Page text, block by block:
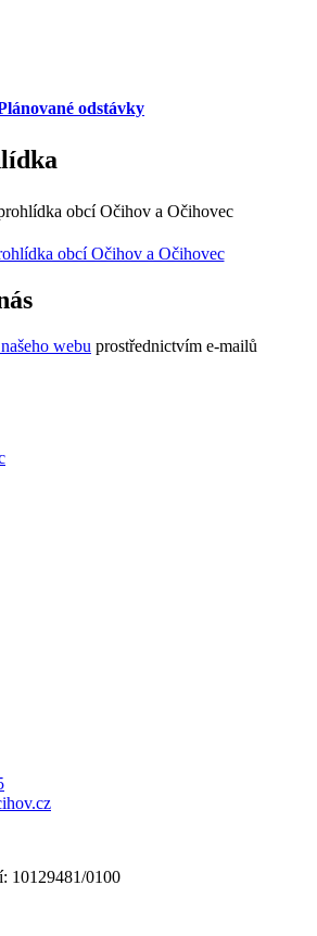
obcí Očihov a Očihovec
webu prostřednictvím e-mailů
10129481/0100